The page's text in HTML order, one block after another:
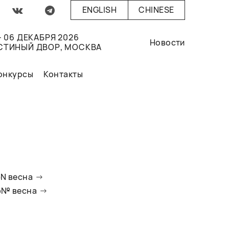
ENGLISH CHINESE
06 ДЕКАБРЯ 2026
ДВОР, МОСКВА
Новости
Контакты
весна
весна